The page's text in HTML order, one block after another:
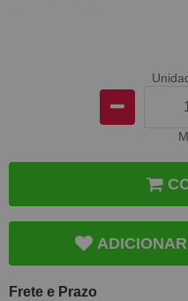
Frete e Prazo